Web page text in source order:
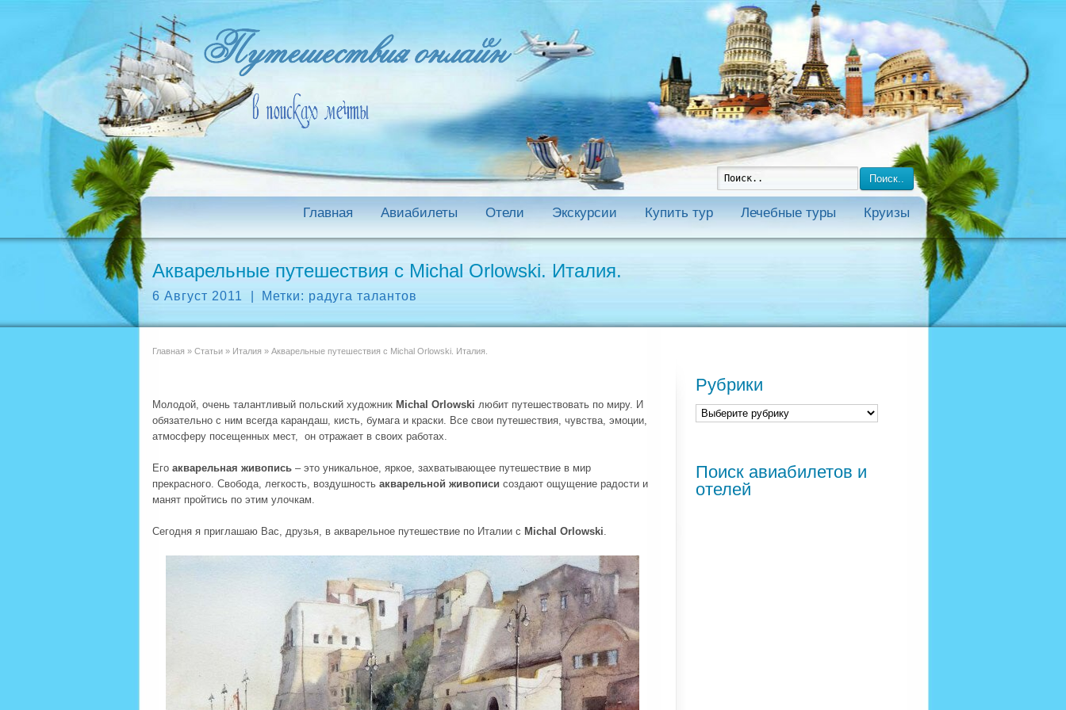
Поиск..
Главная Авиабилеты Отели Экскурсии Купить тур Лечебные туры Круизы
Акварельные путешествия с Michal Orlowski. Италия.
6 Август 2011 Метки: радуга талантов
Главная » Статьи » Италия » Акварельные путешествия с Michal Orlowski. Италия.
Молодой, очень талантливый польский художник Michal Orlowski любит путешествовать по миру. И
обязательно с ним всегда карандаш, кисть, бумага и краски. Все свои путешествия, чувства, эмоции,
атмосферу посещенных мест, он отражает в своих работах.
Его акварельная живопись – это уникальное, яркое, захватывающее путешествие в мир
прекрасного. Свобода, легкость, воздушность акварельной живописи создают ощущение радости и
манят пройтись по этим улочкам.
Сегодня я приглашаю Вас, друзья, в акварельное путешествие по Италии с Michal Orlowski.
Рубрики
Поиск авиабилетов и
отелей